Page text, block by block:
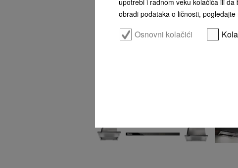
upotrebi i radnom veku kolačića ili
obradi podataka o ličnosti,
Osnovni kolačići